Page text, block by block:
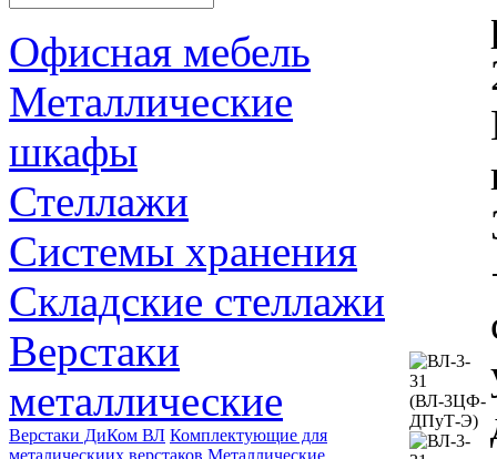
Офисная мебель
Металлические
шкафы
Стеллажи
Системы хранения
Складские стеллажи
Верстаки
металлические
Верстаки ДиКом ВЛ Комплектующие для
металическиих верстаков Металлические